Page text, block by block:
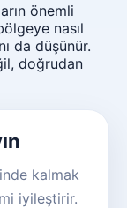
önemli
nasıl
da düşünür.
doğrudan
kalmak
iyileştirir.